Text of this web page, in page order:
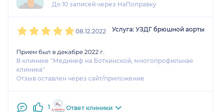
До 10 записей через НаПоправку
08.12.2022 Услуга: УЗДГ брюшной аорты
Прием был в декабре 2022 г.
В клинике "Мединеф на Боткинской, многопрофильная
клиника"
Отзыв оставлен через сайт/приложение
1 Ответ клиники